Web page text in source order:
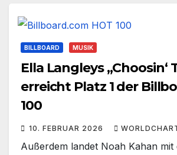
BILLBOARD MUSIK
Ella Langleys „Choosin‘
erreicht Platz 1 der
100
10. FEBRUAR 2026
Außerdem landet Noah Kahan